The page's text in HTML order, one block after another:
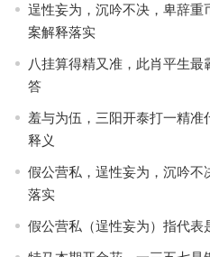
逞性妄为，沉吟不决，卑辞
案解释落实
八挂算得精又准，此肖平生
答
羞与为伍，三阳开泰打一精
释义
假公营私，逞性妄为，沉吟不
落实
假公营私（逞性妄为）指代表